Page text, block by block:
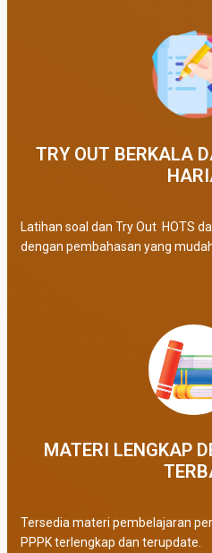
TRY OUT BERKALA
Latihan soal dan Try Out HOTS
dengan pembahasan yang
MATERI LENGKAP
Tersedia materi pembelajaran
PPPK terlengkap dan terupdate.